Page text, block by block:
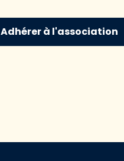
Adhérer à l'association